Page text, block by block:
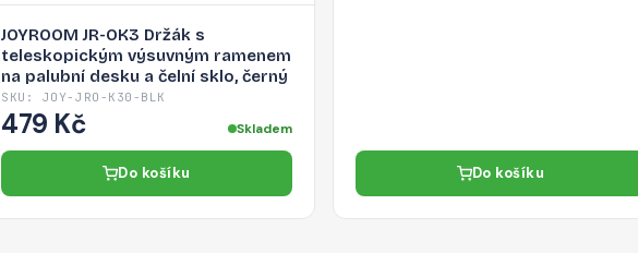
JOYROOM JR-OK3 Držák s
teleskopickým výsuvným ramenem
na palubní desku a čelní sklo, černý
SKU: JOY-JRO-K30-BLK
479 Kč Skladem
Do košíku Do košíku